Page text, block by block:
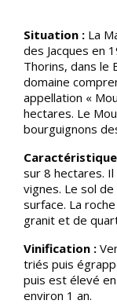
Situation : La
des Jacques en
Thorins, dans le
domaine
appellation «
hectares. Le
bourguignons
sur 8 hectares.
vignes. Le sol
surface. La
granit et de
Vinification :
triés puis
puis est élevé
environ 1 an.